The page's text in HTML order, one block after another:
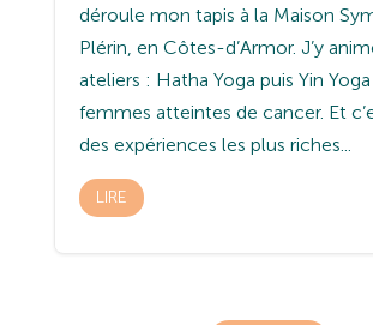
déroule mon tapis à la Maison
Plérin, en Côtes-d’Armor. J’y
ateliers : Hatha Yoga puis Yin
femmes atteintes de cancer. Et
des expériences les plus riches...
LIRE